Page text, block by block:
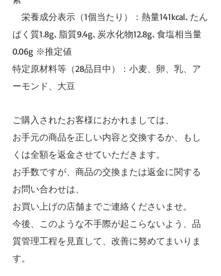
栄養成分表示（1個当たり）：熱量141kcal､たん
ぱく質1.8g､脂質9.4g､炭水化物12.8g､食塩相当量
0.06g ※推定値
特定原材料等（28品目中）：小麦、卵、乳、ア
ーモンド、大豆
ご購入されたお客様におかれましては、
お手元の商品を正しい内容と交換するか、もし
くは全額を返金させていただきます。
お手数ですが、商品の交換または返金に関する
お問い合わせは、
お買い上げの店舗までご連絡くださいませ。
今後、このような不手際が起こらないよう、品
質管理工程を見直して、改善に努めてまいりま
す。